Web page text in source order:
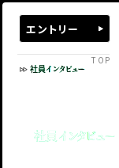
エントリー
TOP
社員インタビュー
社員インタビュー